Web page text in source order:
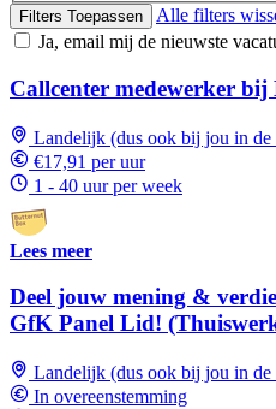
Filters Toepassen
Alle filters
Ja, email mij de nieuwste
Callcenter medewerker
Landelijk (dus ook bij jou in de
€17,91 per uur
1 - 40 uur per week
Lees meer
Deel jouw mening &
GfK Panel Lid!
Landelijk (dus ook bij jou in de
In overeenstemming